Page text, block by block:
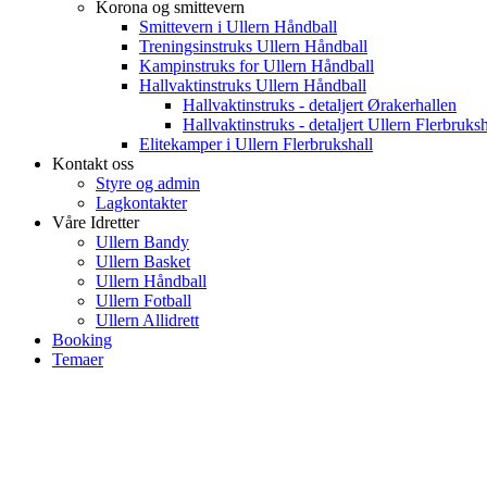
Korona og smittevern
Smittevern i Ullern Håndball
Treningsinstruks Ullern Håndball
Kampinstruks for Ullern Håndball
Hallvaktinstruks Ullern Håndball
Hallvaktinstruks - detaljert Ørakerhallen
Hallvaktinstruks - detaljert Ullern
Elitekamper i Ullern Flerbrukshall
Kontakt oss
Styre og admin
Lagkontakter
Våre Idretter
Ullern Bandy
Ullern Basket
Ullern Håndball
Ullern Fotball
Ullern Allidrett
Booking
Temaer